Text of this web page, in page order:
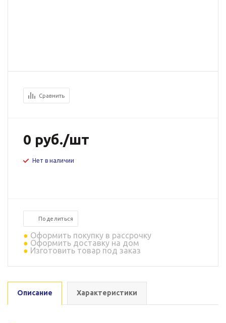
Сравнить
0 руб./шт
Нет в наличии
Поделиться
Оформить покупку в рассрочку
Оформить доставку на дом
Изготовить товар под заказ
Описание Характеристики